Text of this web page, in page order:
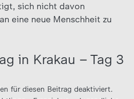
sich nicht davon
eine neue Menschheit zu
in Krakau – Tag 3
für diesen Beitrag deaktiviert.